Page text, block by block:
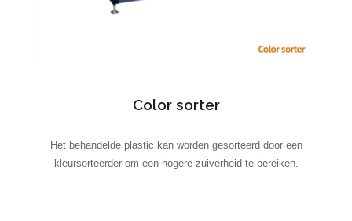
Color sorter
Het behandelde plastic kan worden gesorteerd door een
kleursorteerder om een ​​hogere zuiverheid te bereiken.